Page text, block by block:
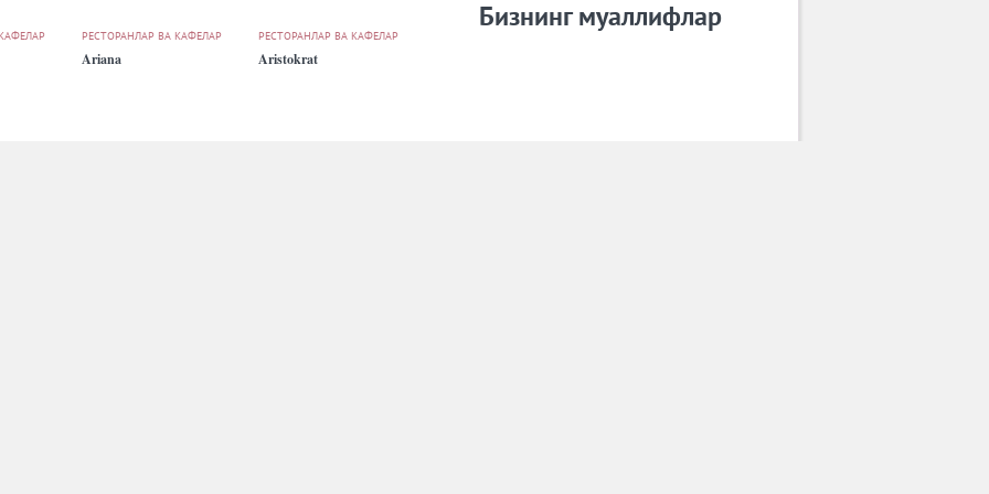
РЕСТОРАНЛАР ВА КАФЕЛАР
Ariana
РЕСТОРАНЛАР ВА КАФЕЛАР
Aristokrat
Бизнинг муаллифлар